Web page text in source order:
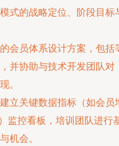
式的战略定位、阶段目标
会员体系设计方案，包括
并协助与技术开发团队对
。
建立关键数据指标（如会员
监控看板，培训团队进行
机会。